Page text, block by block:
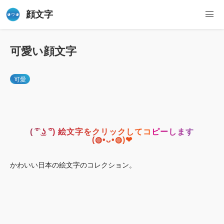
顔文字
可愛い顔文字
可愛
( ͡° ͜ʖ ͡°) 絵文字をクリックしてコピーします
(◍•ᴗ•◍)❤
かわいい日本の絵文字のコレクション。